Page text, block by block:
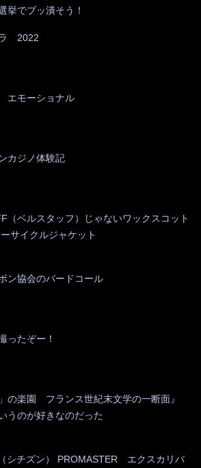
挙でブッ潰そう！
2022
エモーショナル
カジノ体験記
（ベルスタッフ）じゃないワックスコット
サイクルジャケット
ン協会のバードコール
ったぞー！
」の楽園 フランス世紀末文学の一断面』
うのが好きなのだった
シチズン） PROMASTER エクスカリバ